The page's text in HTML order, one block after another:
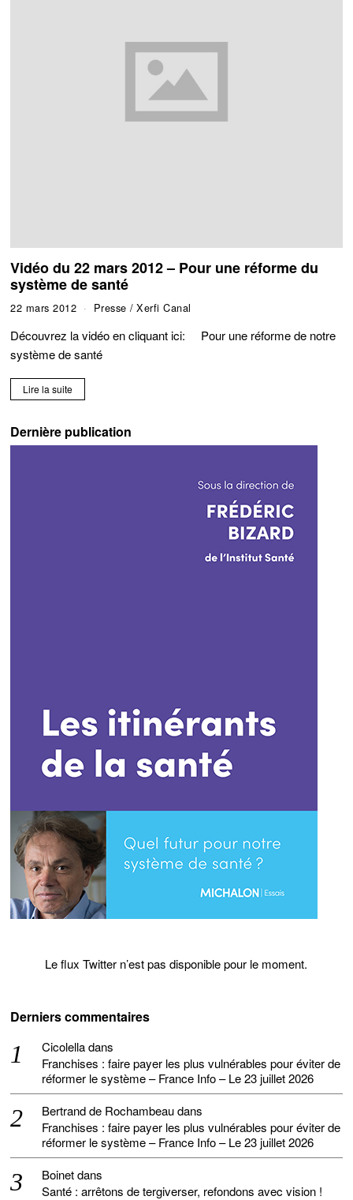
Vidéo du 22 mars 2012 – Pour une réforme du
système de santé
22 mars 2012 Presse / Xerfi Canal
Découvrez la vidéo en cliquant ici: Pour une réforme de notre
système de santé
Lire la suite
Dernière publication
Le flux Twitter n’est pas disponible pour le moment.
Derniers commentaires
Cicolelladans
Franchises : faire payer les plus vulnérables pour éviter de
réformer le système – France Info – Le 23 juillet 2026
Bertrand de Rochambeaudans
Franchises : faire payer les plus vulnérables pour éviter de
réformer le système – France Info – Le 23 juillet 2026
Boinetdans
Santé : arrêtons de tergiverser, refondons avec vision !